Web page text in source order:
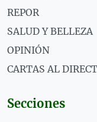
REPOR
SALUD Y BELLEZA
OPINIÓN
CARTAS AL
Secciones